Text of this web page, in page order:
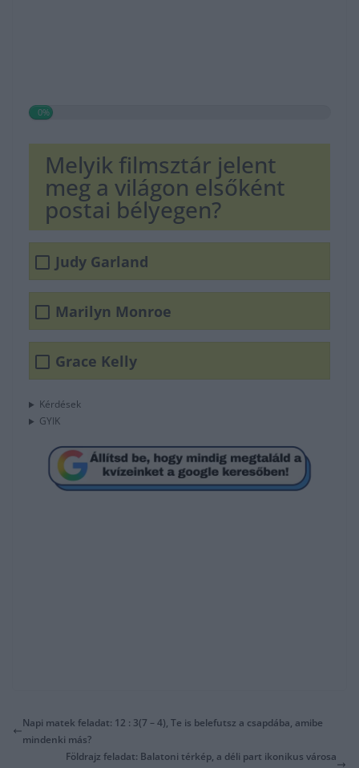
0%
Melyik filmsztár jelent
meg a világon elsőként
postai bélyegen?
Judy Garland
Marilyn Monroe
Grace Kelly
Kérdések
GYIK
Napi matek feladat: 12 : 3(7 – 4), Te is belefutsz a csapdába, amibe
mindenki más?
Földrajz feladat: Balatoni térkép, a déli part ikonikus városa